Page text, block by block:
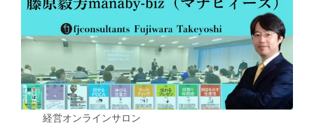
経営オンラインサロン